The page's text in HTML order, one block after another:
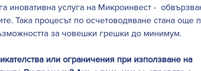
иновативна услуга на Микроинвест -
Така процесът по осчетоводяване стана още
за човешки грешки до минимум.
или ограничения при използване на